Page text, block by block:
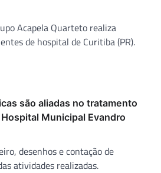
Acapela Quarteto realiza
de hospital de Curitiba (PR).
são aliadas no tratamento
Municipal Evandro
desenhos e contação de
atividades realizadas.